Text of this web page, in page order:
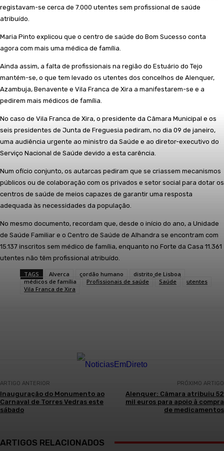
registavam-se cerca de 7.000 utentes sem profissional de saúde
atribuído.
Maria Pinto explicou que o centro de saúde do Bom Sucesso conta
agora com mais uma médica de família.
Ainda assim, a falta de profissionais na região do Estuário do Tejo
mantém-se, o que tem levado os utentes dos concelhos de Alenquer,
Azambuja, Benavente e Vila Franca de Xira a manifestarem-se e a
pedirem mais médicos de família.
No caso de Vila Franca de Xira, o presidente da Câmara Municipal e os
seis presidentes de Junta de Freguesia pediram, no dia 09 de janeiro,
uma audiência urgente ao ministro da Saúde e ao diretor-executivo do
Serviço Nacional de Saúde devido a esta carência.
Num ofício conjunto, os autarcas pediram que se criassem mecanismos
públicos ou de colaboração com os privados e setor social para dotar os
centros de saúde de meios capazes de garantir uma resposta
adequada às necessidades da população.
No mesmo documento, recordam que, desde o início do ano, a Unidade
de Saúde Familiar e o Centro de Saúde de Alhandra se encontram com
15.137 inscritos sem médico de família, enquanto no Forte da Casa 11.361
utentes não têm profissional atribuído.
TAGS Alverca cordão humano
distrito de Lisboa
médicos de família
Profissionais de saúde Saúde
utentes
Vila Franca de Xira
ARTIGO ANTERIOR
Inauguração do Monumento ao
Carnaval de Torres Vedras este
sábado
PRÓXIMO ARTIGO
Alenquer: Câmara atribuiu 52
mil euros para apoio à compra
de medicamentos
ARTIGOS RELACIONADOS